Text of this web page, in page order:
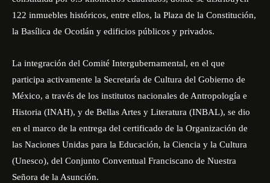
122 inmuebles históricos, entre ellos, la Plaza de la Constitución,
la Basílica de Ocotlán y edificios públicos y privados.
La integración del Comité Intergubernamental, en el que
participa activamente la Secretaría de Cultura del Gobierno de
México, a través de los institutos nacionales de Antropología e
Historia (INAH), y de Bellas Artes y Literatura (INBAL), se dio
en el marco de la entrega del certificado de la Organización de
las Naciones Unidas para la Educación, la Ciencia y la Cultura
(Unesco), del Conjunto Conventual Franciscano de Nuestra
Señora de la Asunción.